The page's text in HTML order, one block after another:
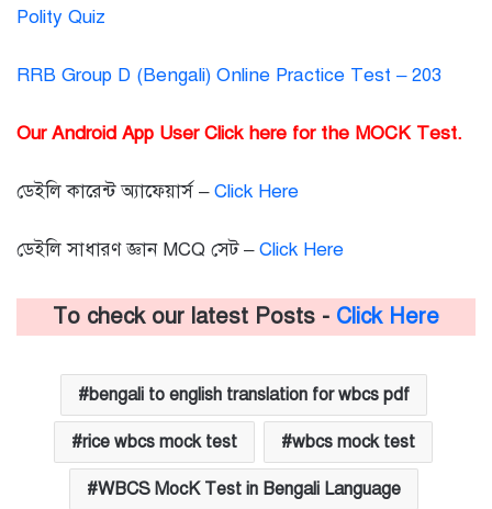
Polity Quiz
RRB Group D (Bengali) Online Practice Test – 203
Our Android App User Click here for the MOCK Test.
ডেইলি কারেন্ট অ্যাফেয়ার্স –Click Here
ডেইলি সাধারণ জ্ঞান MCQ সেট –Click Here
To check our latest Posts - Click Here
bengali to english translation for wbcs pdf
rice wbcs mock test wbcs mock test
WBCS MocK Test in Bengali Language